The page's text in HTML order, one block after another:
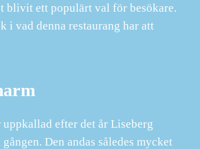
blivit ett populärt val för besökare.
i vad denna restaurang har att
uppkallad efter det år Liseberg
Den andas således mycket